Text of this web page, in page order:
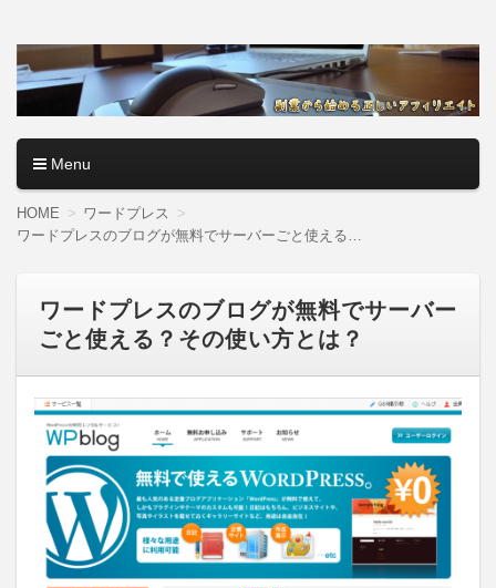
アフィリエイトロード【副
業から始める正しいアフィ
リエイト】
やり方を無料公開中。基礎講座からノウハウまでを当サイト
で記事として紹介しているので、パソコン初心者でも分かり
やすく解説しているので大丈夫＾＾
Menu
コンテンツへ移動
HOME
ワードプレス
ワードプレスのブログが無料でサーバー
ごと使える？その使い方とは？